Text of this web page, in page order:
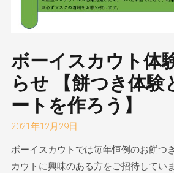
ボーイスカウト体
らせ 【餅つき体験
ートを作ろう】
2021年12月29日
ボーイスカウトでは毎年恒例のお餅つ
カウトに興味のある方をご招待していま